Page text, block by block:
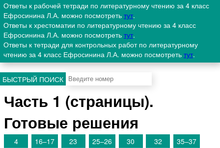
Ответы к рабочей тетради по литературному чтению за 4 класс
Ефросинина Л.А. можно посмотреть тут.
Ответы к хрестоматии по литературному чтению за 4 класс
Ефросинина Л.А. можно посмотреть тут.
Ответы к тетради для контрольных работ по литературному
чтению за 4 класс Ефросинина Л.А. можно посмотреть тут.
БЫСТРЫЙ ПОИСК
Часть 1 (страницы).
Готовые решения
4 16–17 23 25–26 30 32
35–37